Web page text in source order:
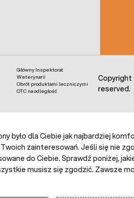
Główny Inspektorat
Weterynarii
Obrót produktami leczniczymi
OTC na odległość
Copyright
reserved.
było dla Ciebie jak najbardziej
zainteresowań. Jeśli się nie
do Ciebie. Sprawdź poniżej,
musisz się zgodzić. Zawsze